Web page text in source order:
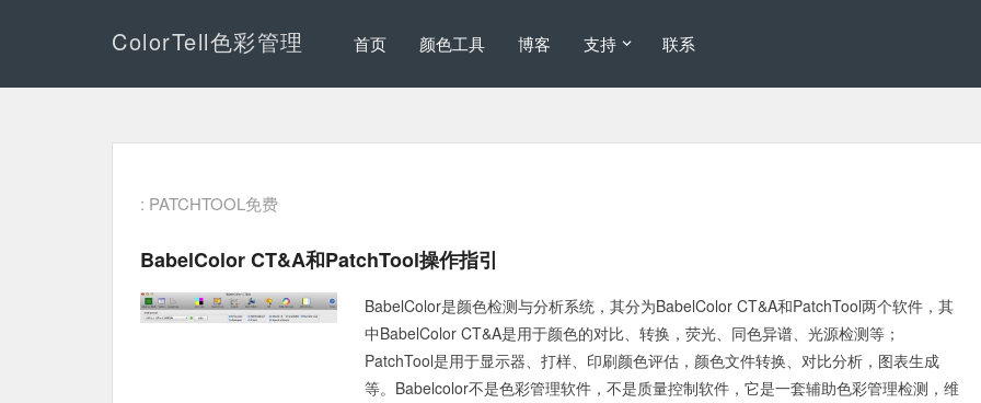
ColorTell色彩管理 首页 颜色工具 博客 支持 联系
: PATCHTOOL免费
BabelColor CT&A和PatchTool操作指引
BabelColor是颜色检测与分析系统，其分为BabelColor CT&A和PatchTool两个软件，其
中BabelColor CT&A是用于颜色的对比、转换，荧光、同色异谱、光源检测等；
PatchTool是用于显示器、打样、印刷颜色评估，颜色文件转换、对比分析，图表生成
等。Babelcolor不是色彩管理软件，不是质量控制软件，它是一套辅助色彩管理检测，维